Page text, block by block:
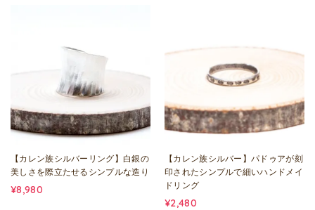
【カレン族シルバーリング】白銀の
美しさを際立たせるシンプルな造り
¥8,980
【カレン族シルバー】パドゥアが刻
印されたシンプルで細いハンドメイ
ドリング
¥2,480